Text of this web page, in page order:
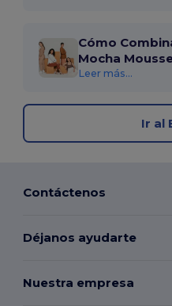
Cómo
Mocha
Leer más...
Ir al
Contáctenos
Déjanos ayudarte
Nuestra empresa